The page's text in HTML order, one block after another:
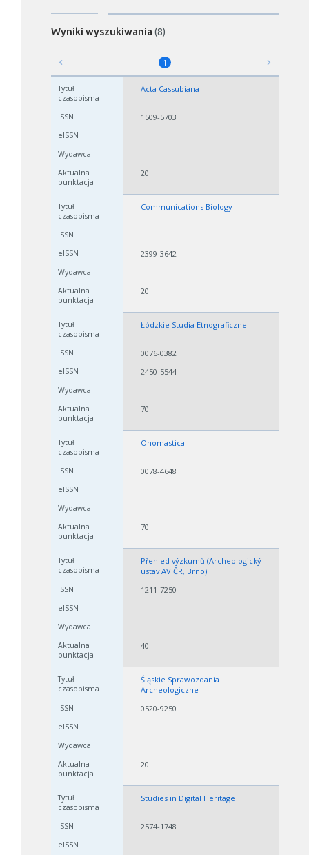
Wyniki wyszukiwania (8)
1
Acta Cassubiana
1509-5703
20
Communications Biology
2399-3642
20
Łódzkie Studia Etnograficzne
0076-0382
2450-5544
70
Onomastica
0078-4648
70
Přehled výzkumů (Archeologický
ústav AV ČR, Brno)
1211-7250
40
Śląskie Sprawozdania
Archeologiczne
0520-9250
20
Studies in Digital Heritage
2574-1748